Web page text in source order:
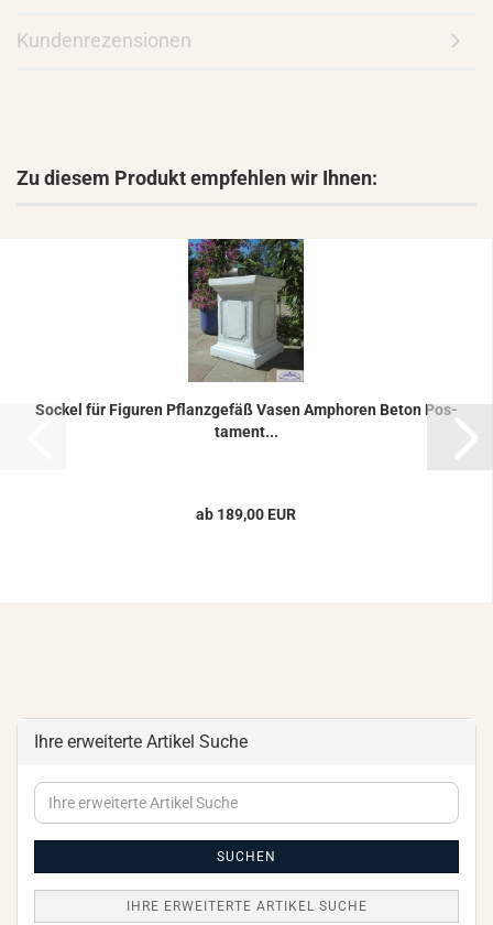
Kundenrezensionen
Zu diesem Produkt empfehlen wir Ihnen:
So­ckel für Fi­gu­ren Pflanz­ge­fäß Vasen Am­pho­ren Beton Pos­
ta­ment...
ab 189,00 EUR
Ihre erweiterte Artikel Suche
Ihre
erweiterte
SUCHEN
IHRE ERWEITERTE ARTIKEL SUCHE